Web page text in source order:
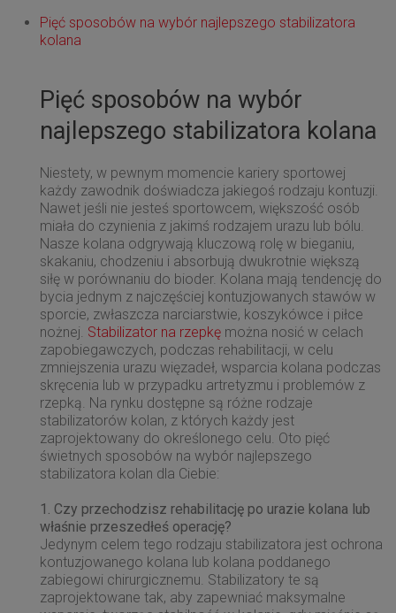
Pięć sposobów na wybór najlepszego stabilizatora
kolana
Pięć sposobów na wybór
najlepszego stabilizatora kolana
Niestety, w pewnym momencie kariery sportowej
każdy zawodnik doświadcza jakiegoś rodzaju kontuzji.
Nawet jeśli nie jesteś sportowcem, większość osób
miała do czynienia z jakimś rodzajem urazu lub bólu.
Nasze kolana odgrywają kluczową rolę w bieganiu,
skakaniu, chodzeniu i absorbują dwukrotnie większą
siłę w porównaniu do bioder. Kolana mają tendencję do
bycia jednym z najczęściej kontuzjowanych stawów w
sporcie, zwłaszcza narciarstwie, koszykówce i piłce
nożnej. Stabilizator na rzepkę można nosić w celach
zapobiegawczych, podczas rehabilitacji, w celu
zmniejszenia urazu więzadeł, wsparcia kolana podczas
skręcenia lub w przypadku artretyzmu i problemów z
rzepką. Na rynku dostępne są różne rodzaje
stabilizatorów kolan, z których każdy jest
zaprojektowany do określonego celu. Oto pięć
świetnych sposobów na wybór najlepszego
stabilizatora kolan dla Ciebie:
1. Czy przechodzisz rehabilitację po urazie kolana lub
właśnie przeszedłeś operację?
Jedynym celem tego rodzaju stabilizatora jest ochrona
kontuzjowanego kolana lub kolana poddanego
zabiegowi chirurgicznemu. Stabilizatory te są
zaprojektowane tak, aby zapewniać maksymalne